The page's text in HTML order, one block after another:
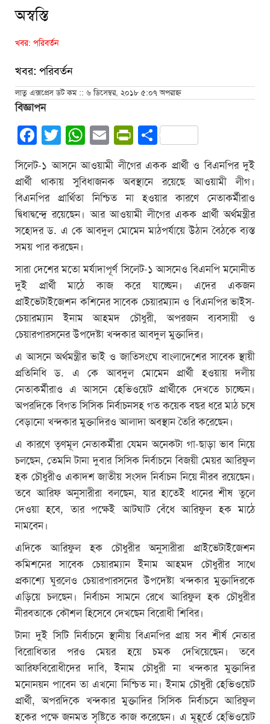
অস্বস্তি
খবর: পরিবর্তন
খবর: পরিবর্তন
লাতু এক্সপ্রেস ডট কম :: ৬ ডিসেম্বর, ২০১৮ ৫:০৭ অপরাহ্ন
বিজ্ঞাপন
Facebook
Twitter
WhatsApp
EmailPrintFriendly
Share
সিলেট-১ আসনে আওয়ামী লীগের একক প্রার্থী ও বিএনপির দুই
প্রার্থী থাকায় সুবিধাজনক অবস্থানে রয়েছে আওয়ামী লীগ।
বিএনপির প্রার্থিতা নিশ্চিত না হওয়ার কারণে নেতাকর্মীরাও
দ্বিধাদ্বন্দ্বে রয়েছেন। আর আওয়ামী লীগের একক প্রার্থী অর্থমন্ত্রীর
সহোদর ড. এ কে আবদুল মোমেন মাঠপর্যায়ে উঠান বৈঠকে ব্যস্ত
সময় পার করছেন।
সারা দেশের মতো মর্যাদাপূর্ণ সিলেট-১ আসনেও বিএনপি মনোনীত
দুই প্রার্থী মাঠে কাজ করে যাচ্ছেন। এদের একজন
প্রাইভেটাইজেশন কশিনের সাবেক চেয়ারম্যান ও বিএনপির ভাইস-
চেয়ারম্যান ইনাম আহমদ চৌধুরী, অপরজন ব্যবসায়ী ও
চেয়ারপারসনের উপদেষ্টা খন্দকার আবদুল মুক্তাদির।
এ আসনে অর্থমন্ত্রীর ভাই ও জাতিসংঘে বাংলাদেশের সাবেক স্থায়ী
প্রতিনিধি ড. এ কে আবদুল মোমেন প্রার্থী হওয়ায় দলীয়
নেতাকর্মীরাও এ আসনে হেভিওয়েট প্রার্থীকে দেখতে চাচ্ছেন।
অপরদিকে বিগত সিসিক নির্বাচনসহ গত কয়েক বছর ধরে মাঠ চষে
বেড়ানো খন্দকার মুক্তাদিরও আলাদা অবস্থান তৈরি করেছেন।
এ কারণে তৃণমূল নেতাকর্মীরা যেমন অনেকটা গা-ছাড়া ভাব নিয়ে
চলছেন, তেমনি টানা দুবার সিসিক নির্বাচনে বিজয়ী মেয়র আরিফুল
হক চৌধুরীও একাদশ জাতীয় সংসদ নির্বাচন নিয়ে নীরব রয়েছেন।
তবে আরিফ অনুসারীরা বলছেন, যার হাতেই ধানের শীষ তুলে
দেওয়া হবে, তার পক্ষেই আটঘাট বেঁধে আরিফুল হক মাঠে
নামবেন।
এদিকে আরিফুল হক চৌধুরীর অনুসারীরা প্রাইভেটাইজেশন
কমিশনের সাবেক চেয়ারম্যান ইনাম আহমদ চৌধুরীর সাথে
প্রকাশ্যে ঘুরলেও চেয়ারপারসনের উপদেষ্টা খন্দকার মুক্তাদিরকে
এড়িয়ে চলছেন। নির্বাচন সামনে রেখে আরিফুল হক চৌধুরীর
নীরবতাকে কৌশল হিসেবে দেখছেন বিরোধী শিবির।
টানা দুই সিটি নির্বাচনে স্থানীয় বিএনপির প্রায় সব শীর্ষ নেতার
বিরোধিতার পরও মেয়র হয়ে চমক দেখিয়েছেন। তবে
আরিফবিরোধীদের দাবি, ইনাম চৌধুরী না খন্দকার মুক্তাদির
মনোনয়ন পাবেন তা এখনো নিশ্চিত না। ইনাম চৌধুরী হেভিওয়েট
প্রার্থী, অপরদিকে খন্দকার মুক্তাদির সিসিক নির্বাচনে আরিফুল
হকের পক্ষে জনমত সৃষ্টিতে কাজ করেছেন। এ মূহূর্তে হেভিওয়েট